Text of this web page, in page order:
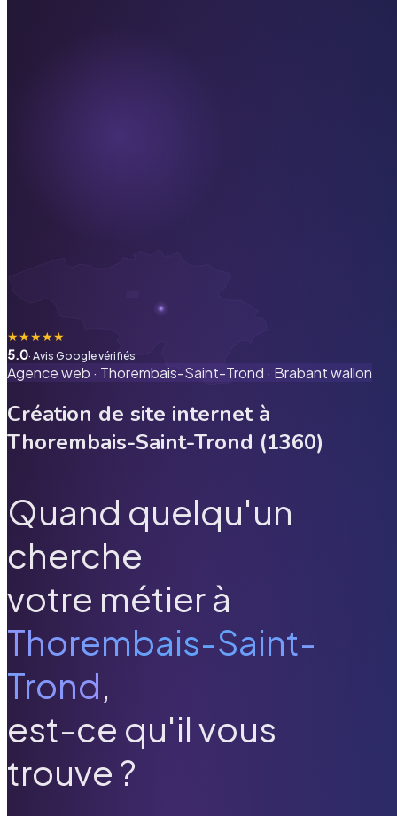
★★★★★
5.0· Avis Google vérifiés
Agence web · Thorembais-Saint-Trond · Brabant wallon
Création de site internet à
Thorembais-Saint-Trond (1360)
Quand quelqu'un
cherche
votre métier à
Thorembais-Saint-
Trond,
est-ce qu'il vous
trouve ?